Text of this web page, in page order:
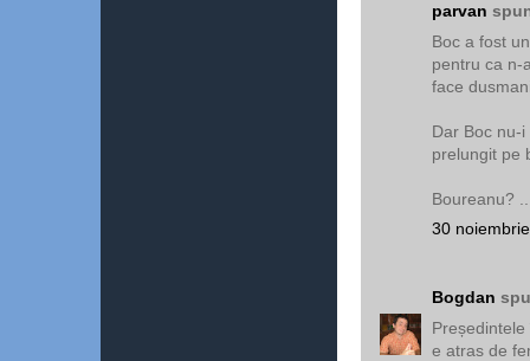
parvan
Boc a fost
pentru ca n-
face
Dar Boc nu-
prelungit pe
Boureanu?
30
Bogdan
e atras de